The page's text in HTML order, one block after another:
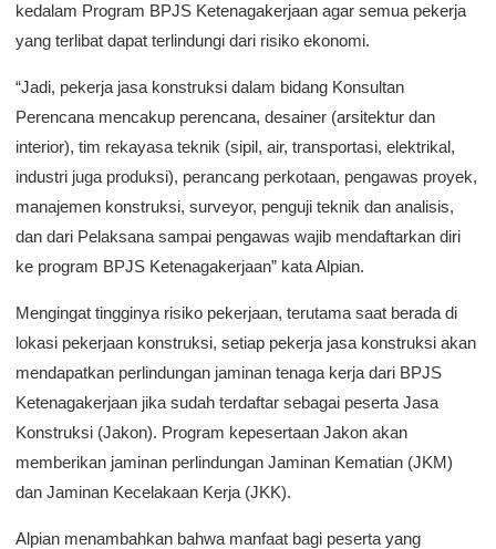
kedalam Program BPJS Ketenagakerjaan agar semua pekerja
yang terlibat dapat terlindungi dari risiko ekonomi.
“Jadi, pekerja jasa konstruksi dalam bidang Konsultan
Perencana mencakup perencana, desainer (arsitektur dan
interior), tim rekayasa teknik (sipil, air, transportasi, elektrikal,
industri juga produksi), perancang perkotaan, pengawas proyek,
manajemen konstruksi, surveyor, penguji teknik dan analisis,
dan dari Pelaksana sampai pengawas wajib mendaftarkan diri
ke program BPJS Ketenagakerjaan” kata Alpian.
Mengingat tingginya risiko pekerjaan, terutama saat berada di
lokasi pekerjaan konstruksi, setiap pekerja jasa konstruksi akan
mendapatkan perlindungan jaminan tenaga kerja dari BPJS
Ketenagakerjaan jika sudah terdaftar sebagai peserta Jasa
Konstruksi (Jakon). Program kepesertaan Jakon akan
memberikan jaminan perlindungan Jaminan Kematian (JKM)
dan Jaminan Kecelakaan Kerja (JKK).
Alpian menambahkan bahwa manfaat bagi peserta yang